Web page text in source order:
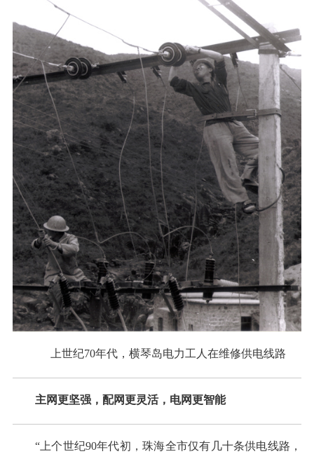
上世纪70年代，横琴岛电力工人在维修供电线路
主网更坚强，配网更灵活，电网更智能
“上个世纪90年代初，珠海全市仅有几十条供电线路，